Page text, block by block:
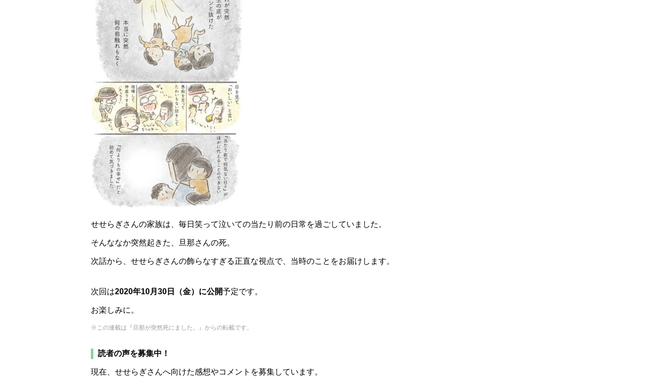
せせらぎさんの家族は、毎日笑って泣いての当たり前の日常を過ごしていました。
そんななか突然起きた、旦那さんの死。
次話から、せせらぎさんの飾らなすぎる正直な視点で、当時のことをお届けします。
次回は2020年10月30日（金）に公開予定です。
お楽しみに。
※この連載は『旦那が突然死にました。』からの転載です。
読者の声を募集中！
現在、せせらぎさんへ向けた感想やコメントを募集しています。